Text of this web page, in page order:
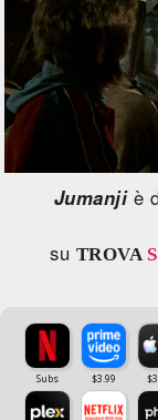
Jumanjiè
su TROVA